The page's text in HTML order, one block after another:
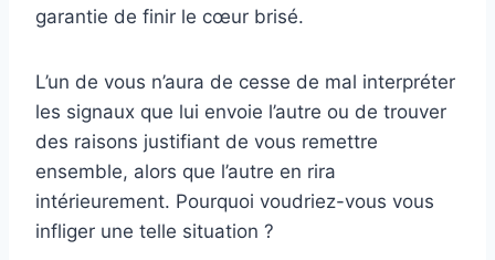
garantie de finir le cœur brisé.
L’un de vous n’aura de cesse de mal interpréter
les signaux que lui envoie l’autre ou de trouver
des raisons justifiant de vous remettre
ensemble, alors que l’autre en rira
intérieurement. Pourquoi voudriez-vous vous
infliger une telle situation ?